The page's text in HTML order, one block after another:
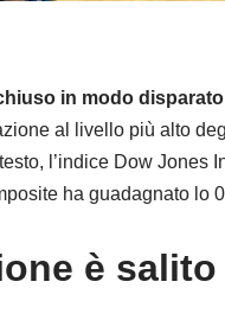
in modo
al livello più alto
l’indice Dow Jones
ha guadagnato lo
è